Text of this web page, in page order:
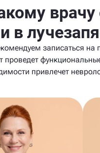
врачу
в
записаться на
проведет
привлечет